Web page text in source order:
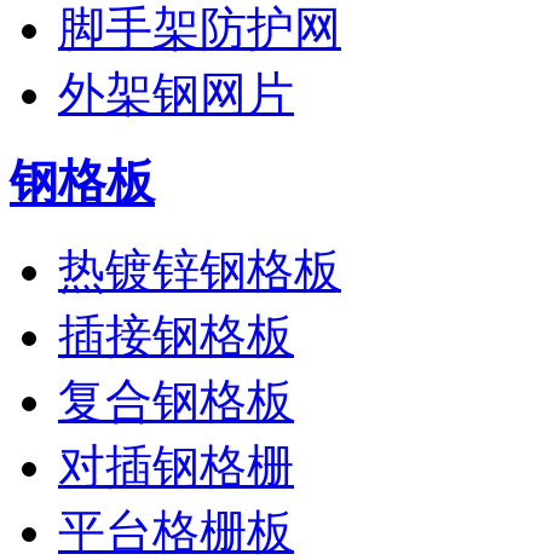
脚手架防护网
外架钢网片
钢格板
热镀锌钢格板
插接钢格板
复合钢格板
对插钢格栅
平台格栅板